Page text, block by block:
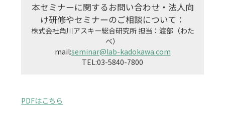
本セミナーに関するお問い合わせ・法人向
け研修やセミナーのご相談について：
株式会社角川アスキー総合研究所 担当：渡部（わた
べ）
mail:seminar@lab-kadokawa.com
PDFはこちら